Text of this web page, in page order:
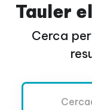
Tauler
Cerca